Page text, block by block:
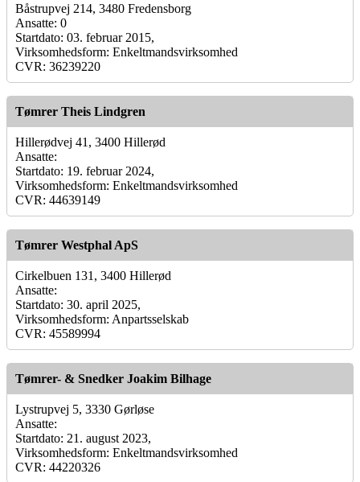
Båstrupvej 214, 3480 Fredensborg
Ansatte: 0
Startdato: 03. februar 2015,
Virksomhedsform: Enkeltmandsvirksomhed
CVR: 36239220
Tømrer Theis Lindgren
Hillerødvej 41, 3400 Hillerød
Ansatte:
Startdato: 19. februar 2024,
Virksomhedsform: Enkeltmandsvirksomhed
CVR: 44639149
Tømrer Westphal ApS
Cirkelbuen 131, 3400 Hillerød
Ansatte:
Startdato: 30. april 2025,
Virksomhedsform: Anpartsselskab
CVR: 45589994
Tømrer- & Snedker Joakim Bilhage
Lystrupvej 5, 3330 Gørløse
Ansatte:
Startdato: 21. august 2023,
Virksomhedsform: Enkeltmandsvirksomhed
CVR: 44220326